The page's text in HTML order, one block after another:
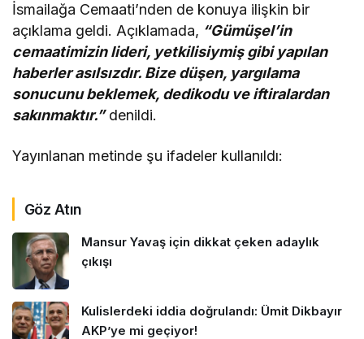
İsmailağa Cemaati’nden de konuya ilişkin bir
açıklama geldi. Açıklamada, “Gümüşel’in
cemaatimizin lideri, yetkilisiymiş gibi yapılan
haberler asılsızdır. Bize düşen, yargılama
sonucunu beklemek, dedikodu ve iftiralardan
sakınmaktır.”denildi.
Yayınlanan metinde şu ifadeler kullanıldı:
Göz Atın
Mansur Yavaş için dikkat çeken adaylık
çıkışı
Kulislerdeki iddia doğrulandı: Ümit Dikbayır
AKP’ye mi geçiyor!